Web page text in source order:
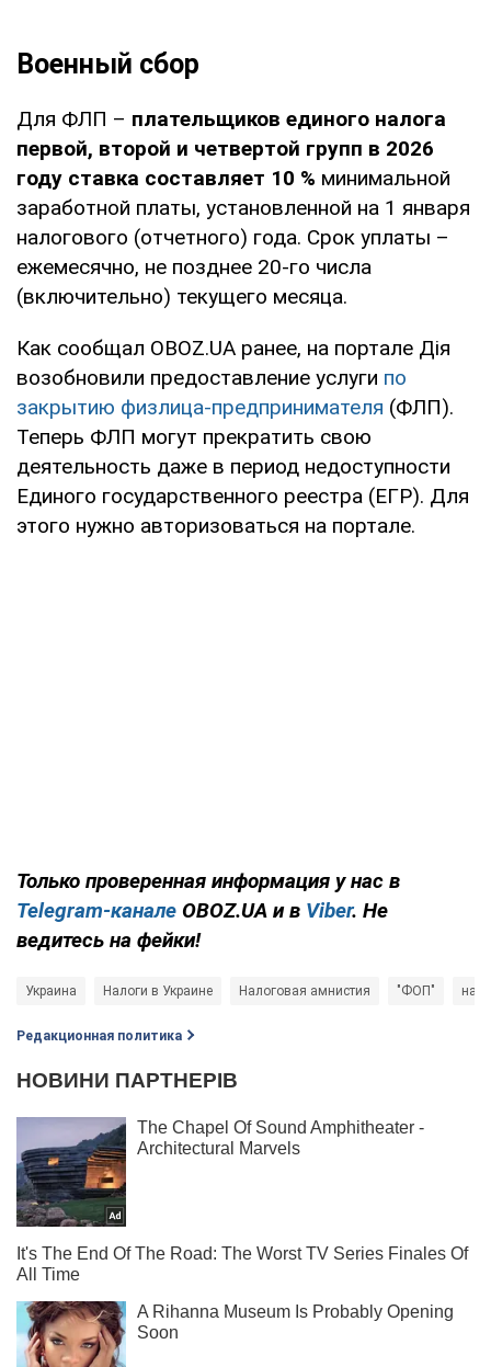
Военный сбор
Для ФЛП – плательщиков единого налога
первой, второй и четвертой групп в 2026
году ставка составляет 10 % минимальной
заработной платы, установленной на 1 января
налогового (отчетного) года. Срок уплаты –
ежемесячно, не позднее 20-го числа
(включительно) текущего месяца.
Как сообщал OBOZ.UA ранее, на портале Дія
возобновили предоставление услуги по
закрытию физлица-предпринимателя (ФЛП).
Теперь ФЛП могут прекратить свою
деятельность даже в период недоступности
Единого государственного реестра (ЕГР). Для
этого нужно авторизоваться на портале.
Только проверенная информация у нас в
Telegram-канале OBOZ.UA и в Viber. Не
ведитесь на фейки!
Украина Налоги в Украине Налоговая амнистия "ФОП"
Редакционная политика